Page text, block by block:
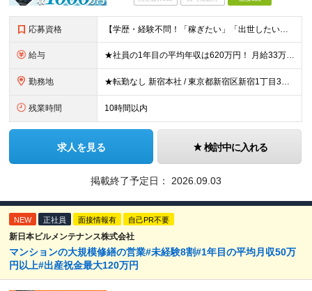
応募資格 【学歴・経験不問！「稼ぎたい」「出世したい」方歓迎】 ●普通自動車運転免許（AT限定可）をお持ちの方 ☆こんな方はおすすめ！☆ ◎成長市場へ挑戦したい方 ◎年功序列ではなく正当な評価と報酬を得たい方
給与 ★社員の1年目の平均年収は620万円！ 月給33万円～120万円＋インセンティブ＋賞与年1回 ※経験・能力を考慮の上、決定します。 ※固定残業代（月69.5時間分・9万7,000円～）含む。超過分別
勤務地 ★転勤なし 新宿本社 / 東京都新宿区新宿1丁目3番12号 配属エリア 新宿本社、千葉支店、池袋支店、立川支店、大宮支店、品川支店、新横浜支店、横浜支店、竹ノ塚支店、水戸支店、高崎支店、宇都宮支店
残業時間 10時間以内
求人を見る 検討中に入れる
掲載終了予定日： 2026.09.03
NEW 正社員 面接情報有 自己PR不要
新日本ビルメンテナンス株式会社
マンションの大規模修繕の営業#未経験8割#1年目の平均月収50万
円以上#出産祝金最大120万円